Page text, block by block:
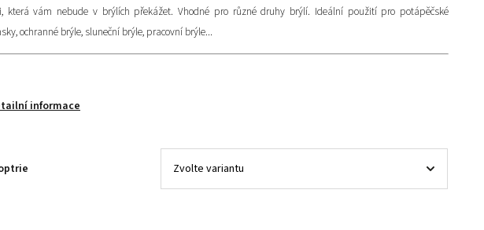
která vám nebude v brýlích překážet. Vhodné pro různé druhy brýlí. Ideální použití pro potápěčské
ochranné brýle, sluneční brýle, pracovní brýle...
informace